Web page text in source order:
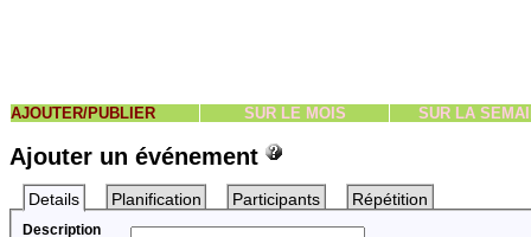
AJOUTER/PUBLIER SUR LE MOIS SUR LA
Ajouter un événement
Details Planification Participants Répétition
Description